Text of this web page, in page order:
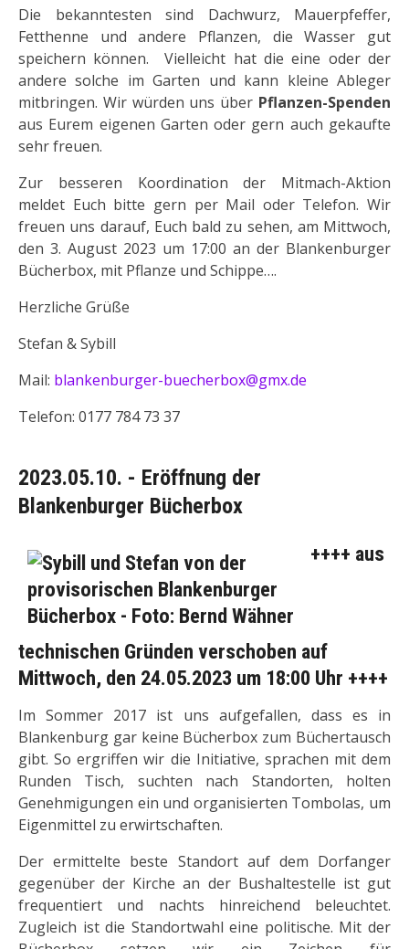
Die bekanntesten sind Dachwurz, Mauerpfeffer,
Fetthenne und andere Pflanzen, die Wasser gut
speichern können. Vielleicht hat die eine oder der
andere solche im Garten und kann kleine Ableger
mitbringen. Wir würden uns über Pflanzen-Spenden
aus Eurem eigenen Garten oder gern auch gekaufte
sehr freuen.
Zur besseren Koordination der Mitmach-Aktion
meldet Euch bitte gern per Mail oder Telefon. Wir
freuen uns darauf, Euch bald zu sehen, am Mittwoch,
den 3. August 2023 um 17:00 an der Blankenburger
Bücherbox, mit Pflanze und Schippe….
Herzliche Grüße
Stefan & Sybill
Mail: blankenburger-buecherbox@gmx.de
Telefon: 0177 784 73 37
2023.05.10. - Eröffnung der
Blankenburger Bücherbox
++++ aus
technischen Gründen verschoben auf
Mittwoch, den 24.05.2023 um 18:00 Uhr ++++
Im Sommer 2017 ist uns aufgefallen, dass es in
Blankenburg gar keine Bücherbox zum Büchertausch
gibt. So ergriffen wir die Initiative, sprachen mit dem
Runden Tisch, suchten nach Standorten, holten
Genehmigungen ein und organisierten Tombolas, um
Eigenmittel zu erwirtschaften.
Der ermittelte beste Standort auf dem Dorfanger
gegenüber der Kirche an der Bushaltestelle ist gut
frequentiert und nachts hinreichend beleuchtet.
Zugleich ist die Standortwahl eine politische. Mit der